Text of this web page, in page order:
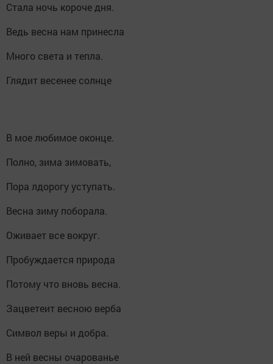
Стала ночь короче дня.
Ведь весна нам принесла
Много света и тепла.
Глядит весенее солнце
В мое любимое оконце.
Полно, зима зимовать,
Пора лдорогу уступать.
Весна зиму поборала.
Оживает все вокруг.
Пробуждается природа
Потому что вновь весна.
Зацветеит весною верба
Символ веры и добра.
В ней весны очарованье